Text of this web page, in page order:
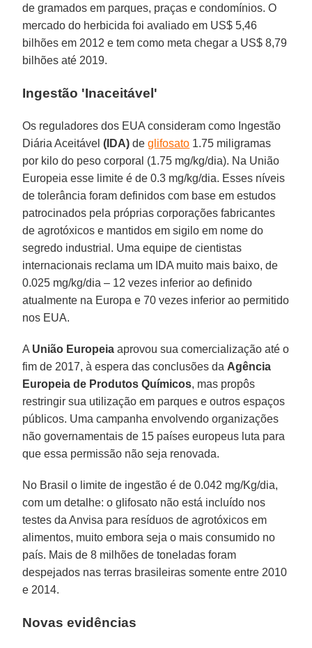
de gramados em parques, praças e condomínios. O
mercado do herbicida foi avaliado em US$ 5,46
bilhões em 2012 e tem como meta chegar a US$ 8,79
bilhões até 2019.
Ingestão 'Inaceitável'
Os reguladores dos EUA consideram como Ingestão
Diária Aceitável(IDA) deglifosato 1.75 miligramas
por kilo do peso corporal (1.75 mg/kg/dia). Na União
Europeia esse limite é de 0.3 mg/kg/dia. Esses níveis
de tolerância foram definidos com base em estudos
patrocinados pela próprias corporações fabricantes
de agrotóxicos e mantidos em sigilo em nome do
segredo industrial. Uma equipe de cientistas
internacionais reclama um IDA muito mais baixo, de
0.025 mg/kg/dia – 12 vezes inferior ao definido
atualmente na Europa e 70 vezes inferior ao permitido
nos EUA.
A União Europeia aprovou sua comercialização até o
fim de 2017, à espera das conclusões da Agência
Europeia de Produtos Químicos, mas propôs
restringir sua utilização em parques e outros espaços
públicos. Uma campanha envolvendo organizações
não governamentais de 15 países europeus luta para
que essa permissão não seja renovada.
No Brasil o limite de ingestão é de 0.042 mg/Kg/dia,
com um detalhe: o glifosato não está incluído nos
testes da Anvisa para resíduos de agrotóxicos em
alimentos, muito embora seja o mais consumido no
país. Mais de 8 milhões de toneladas foram
despejados nas terras brasileiras somente entre 2010
e 2014.
Novas evidências